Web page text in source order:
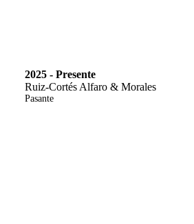
2025 - Presente
Ruiz-Cortés Alfaro & Morales
Pasante